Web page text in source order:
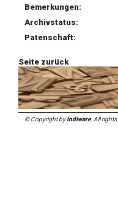
Bemerkungen:
Archivstatus:
Patenschaft:
Seite zurück
© Copyright byIndiware. All rights